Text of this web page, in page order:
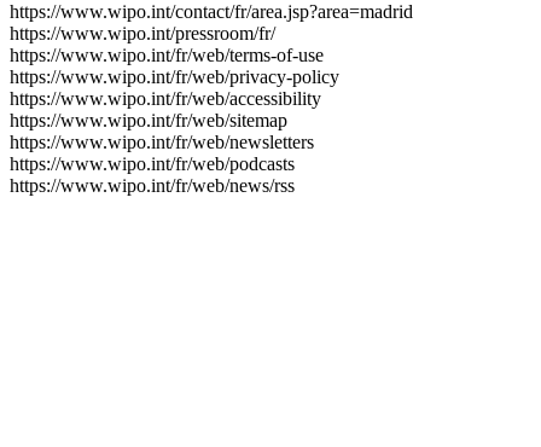
https://www.wipo.int/contact/fr/area.jsp?area=madrid
https://www.wipo.int/pressroom/fr/
https://www.wipo.int/fr/web/terms-of-use
https://www.wipo.int/fr/web/privacy-policy
https://www.wipo.int/fr/web/accessibility
https://www.wipo.int/fr/web/sitemap
https://www.wipo.int/fr/web/newsletters
https://www.wipo.int/fr/web/podcasts
https://www.wipo.int/fr/web/news/rss